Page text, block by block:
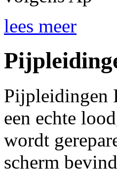
lees meer
Pijpleidingen
een echte
wordt
scherm